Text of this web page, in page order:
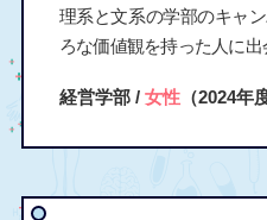
理系と文系の学部のキャ
ろな価値観を持った人に出
経営学部 / 女性（2024年